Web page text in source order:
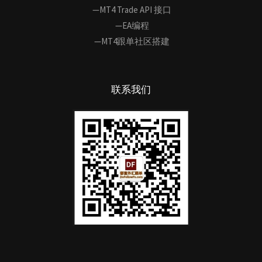
—MT4 Trade API 接口
—EA编程
—MT4跟单社区搭建
联系我们